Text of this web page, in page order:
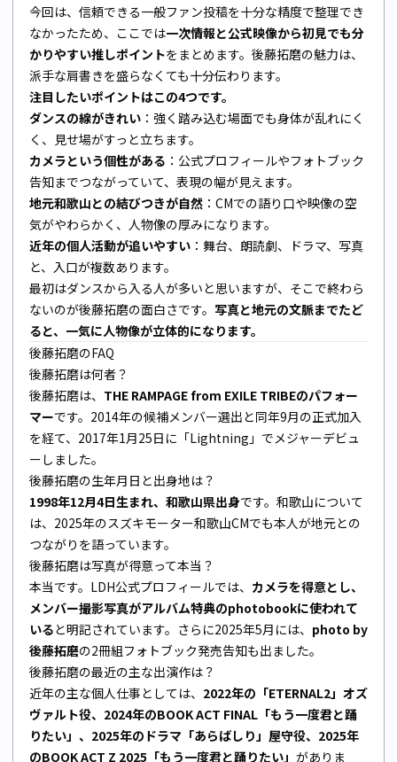
今回は、信頼できる一般ファン投稿を十分な精度で整理でき
なかったため、ここでは一次情報と公式映像から初見でも分
かりやすい推しポイントをまとめます。後藤拓磨の魅力は、
派手な肩書きを盛らなくても十分伝わります。
注目したいポイントはこの4つです。
ダンスの線がきれい ：強く踏み込む場面でも身体が乱れにく
く、見せ場がすっと立ちます。
カメラという個性がある ：公式プロフィールやフォトブック
告知までつながっていて、表現の幅が見えます。
地元和歌山との結びつきが自然 ：CMでの語り口や映像の空
気がやわらかく、人物像の厚みになります。
近年の個人活動が追いやすい ：舞台、朗読劇、ドラマ、写真
と、入口が複数あります。
最初はダンスから入る人が多いと思いますが、そこで終わら
ないのが後藤拓磨の面白さです。 写真と地元の文脈までたど
ると、一気に人物像が立体的になります。
後藤拓磨のFAQ
後藤拓磨は何者？
後藤拓磨は、 THE RAMPAGE from EXILE TRIBEのパフォー
マーです。2014年の候補メンバー選出と同年9月の正式加入
を経て、2017年1月25日に「Lightning」でメジャーデビュ
ーしました。
後藤拓磨の生年月日と出身地は？
1998年12月4日生まれ、和歌山県出身です。和歌山について
は、2025年のスズキモーター和歌山CMでも本人が地元との
つながりを語っています。
後藤拓磨は写真が得意って本当？
本当です。LDH公式プロフィールでは、 カメラを得意とし、
メンバー撮影写真がアルバム特典のphotobookに使われて
いると明記されています。さらに2025年5月には、 photo by
後藤拓磨の2冊組フォトブック発売告知も出ました。
後藤拓磨の最近の主な出演作は？
近年の主な個人仕事としては、 2022年の「ETERNAL2」オズ
ヴァルト役、2024年のBOOK ACT FINAL「もう一度君と踊
りたい」、2025年のドラマ「あらばしり」屋守役、2025年
のBOOK ACT Z 2025「もう一度君と踊りたい」 がありま